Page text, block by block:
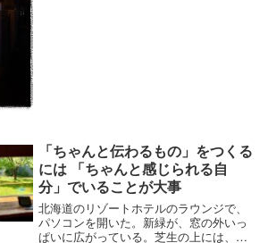
「ちゃんと伝わるもの」をつくる
には 「ちゃんと感じられる自
分」でいることが大事
北海道のリゾートホテルのラウンジで、
パソコンを開いた。新緑が、窓の外いっ
ぱいに広がっている。芝生の上には、芝